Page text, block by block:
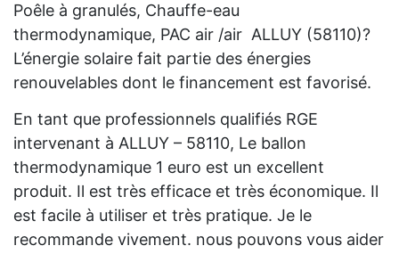
Poêle à granulés, Chauffe-eau
thermodynamique, PAC air /air ALLUY (58110)?
L’énergie solaire fait partie des énergies
renouvelables dont le financement est favorisé.
En tant que professionnels qualifiés RGE
intervenant à ALLUY – 58110, Le ballon
thermodynamique 1 euro est un excellent
produit. Il est très efficace et très économique. Il
est facile à utiliser et très pratique. Je le
recommande vivement. nous pouvons vous aider